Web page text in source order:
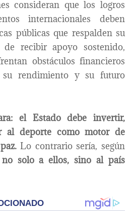
consideran que los logros
internacionales deben
públicas que respalden su
de recibir apoyo sostenido,
obstáculos financieros
su rendimiento y su futuro
el Estado debe invertir,
al deporte como motor de
Lo contrario sería, según
solo a ellos, sino al país